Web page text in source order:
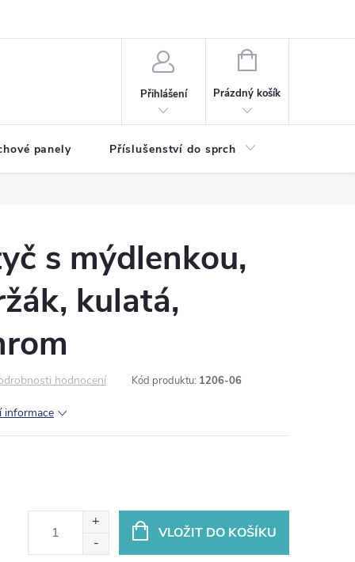
Přihlášení
NÁKUPNÍ
Prázdný košík
panely Příslušenství do sprch
s mýdlenkou,
kulatá,
hodnocení Kód produktu: 1206-06
informace
VLOŽIT DO KOŠÍKU